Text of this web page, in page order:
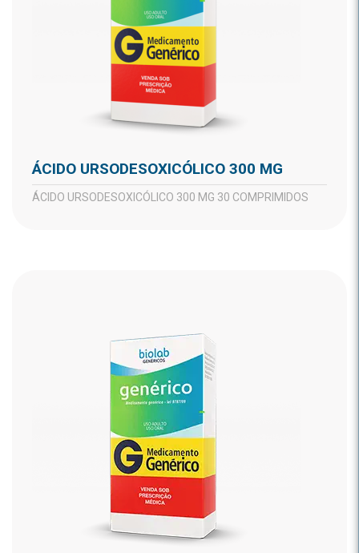
ÁCIDO URSODESOXICÓLICO 300 MG
ÁCIDO URSODESOXICÓLICO 300 MG 30 COMPRIMIDOS